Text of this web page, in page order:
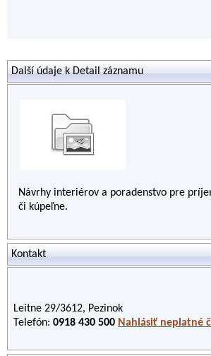
Další údaje k Detail záznamu
Návrhy interiérov a poradenstvo pre
či kúpeľne.
Kontakt
Leitne 29/3612, Pezinok
Telefón: 0918 430 500 Nahlásiť neplatné